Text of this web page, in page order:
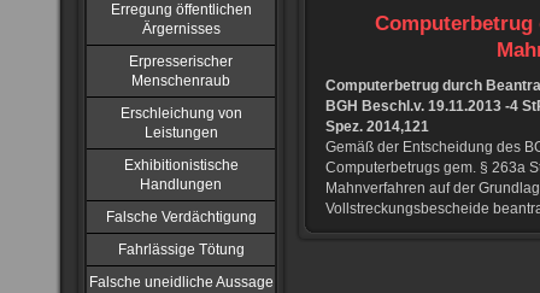
Erregung öffentlichen
Ärgernisses
Erpresserischer
Menschenraub
Erschleichung von
Leistungen
Exhibitionistische
Handlungen
Falsche Verdächtigung
Fahrlässige Tötung
Falsche uneidliche Aussage
Computerbetrug
Computerbetrug durch
BGH Beschl.v. 19.11.2013 -4
Spez. 2014,121
Gemäß der Entscheidung des
Computerbetrugs gem. § 263a
Mahnverfahren auf der
Vollstreckungsbescheide